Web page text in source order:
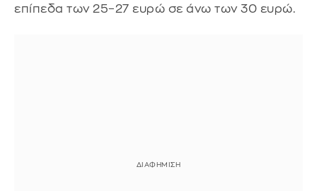
επίπεδα των 25–27 ευρώ σε άνω των 30 ευρώ.